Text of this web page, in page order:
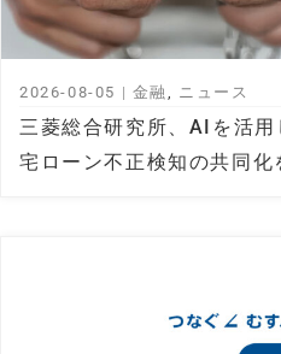
三菱総合研究所、AIを活
宅ローン不正検知の共同化
2026-08-05 | 金融, ニュース